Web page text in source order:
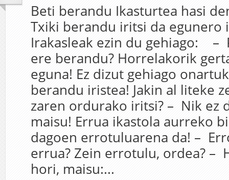
Beti berandu Ikasturtea hasi
Txiki berandu iritsi da egunero
Irakasleak ezin du gehiago: –
ere berandu? Horrelakorik
eguna! Ez dizut gehiago
berandu iristea! Jakin al liteke
zaren ordurako iritsi? – Nik ez
maisu! Errua ikastola aurreko
dagoen errotuluarena da! –
errua? Zein errotulu, ordea? –
hori, maisu:...